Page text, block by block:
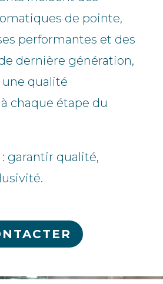
de pointe,
performantes et des
dernière génération,
une qualité
chaque étape du
garantir qualité,